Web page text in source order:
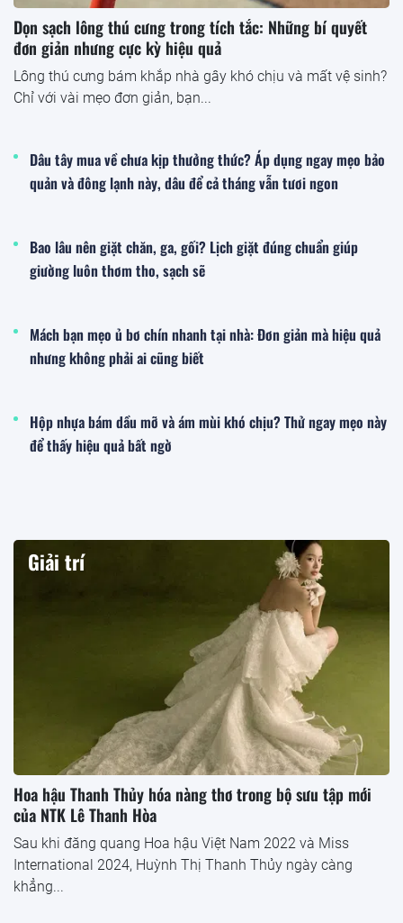
Dọn sạch lông thú cưng trong tích tắc: Những bí quyết
đơn giản nhưng cực kỳ hiệu quả
Lông thú cưng bám khắp nhà gây khó chịu và mất vệ sinh?
Chỉ với vài mẹo đơn giản, bạn...
Dâu tây mua về chưa kịp thưởng thức? Áp dụng ngay mẹo bảo
quản và đông lạnh này, dâu để cả tháng vẫn tươi ngon
Bao lâu nên giặt chăn, ga, gối? Lịch giặt đúng chuẩn giúp
giường luôn thơm tho, sạch sẽ
Mách bạn mẹo ủ bơ chín nhanh tại nhà: Đơn giản mà hiệu quả
nhưng không phải ai cũng biết
Hộp nhựa bám dầu mỡ và ám mùi khó chịu? Thử ngay mẹo này
để thấy hiệu quả bất ngờ
Giải trí
Hoa hậu Thanh Thủy hóa nàng thơ trong bộ sưu tập mới
của NTK Lê Thanh Hòa
Sau khi đăng quang Hoa hậu Việt Nam 2022 và Miss
International 2024, Huỳnh Thị Thanh Thủy ngày càng
khẳng...